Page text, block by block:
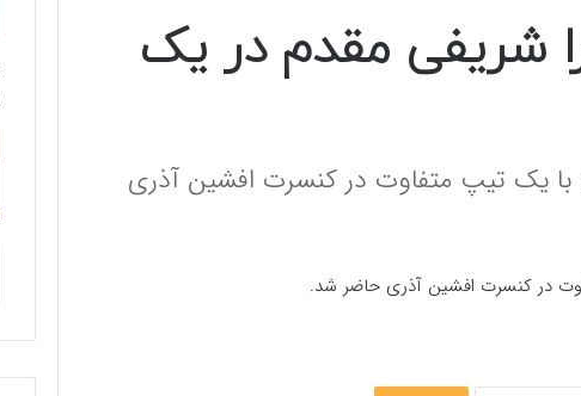
شریفی‌ مقدم در یک
با یک تیپ متفاوت در کنسرت افشین آذری
در کنسرت افشین آذری حاضر شد.